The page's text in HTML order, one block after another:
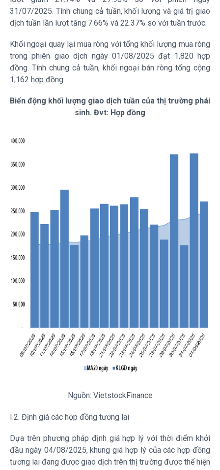
31/07/2025. Tính chung cả tuần, khối lượng và giá trị giao
dịch tuần lần lượt tăng 7.66% và 22.37% so với tuần trước.
Khối ngoại quay lại mua ròng với tổng khối lượng mua ròng
trong phiên giao dịch ngày 01/08/2025 đạt 1,820 hợp
đồng. Tính chung cả tuần, khối ngoại bán ròng tổng cộng
1,162 hợp đồng.
Biến động khối lượng giao dịch tuần của thị trường phái
sinh. Đvt: Hợp đồng
Nguồn: VietstockFinance
I.2. Định giá các hợp đồng tương lai
Dựa trên phương pháp định giá hợp lý với thời điểm khởi
đầu ngày 04/08/2025, khung giá hợp lý của các hợp đồng
tương lai đang được giao dịch trên thị trường được thể hiện